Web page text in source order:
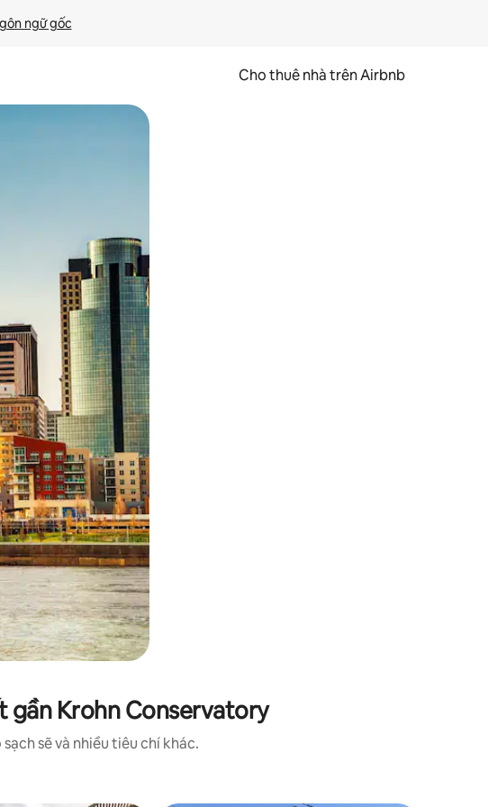
ngữ gốc
Cho thuê nhà trên Airbnb
vuốt.
gần Krohn Conservatory
sẽ và nhiều tiêu chí khác.